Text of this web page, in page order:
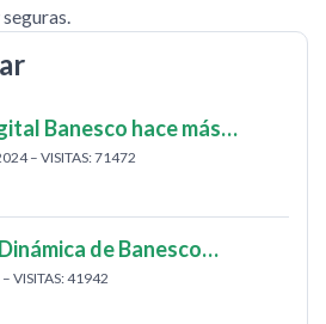
Banesco hace más…
– VISITAS: 71472
de Banesco…
VISITAS: 41942